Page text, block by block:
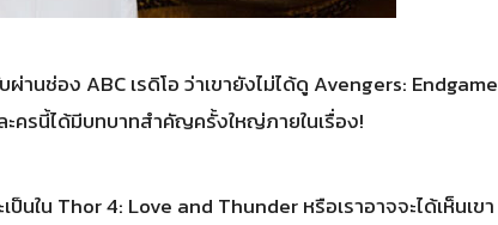
านช่อง ABC เรดิโอ ว่าเขายังไม่ได้ดู Avengers: Endgame
ะครนี้ได้มีบทบาทสำคัญครั้งใหญ่ภายในเรื่อง!
ป็นใน Thor 4: Love and Thunder หรือเราอาจจะได้เห็นเขา